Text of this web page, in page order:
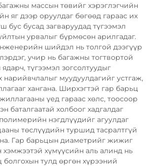
массын төвийг хэрэглэгчийн
яг дээр оруулдаг бөгөөд гараас их
бус бусад загваруудад түгээмэл
урвалыг бүрмөсөн арилгадаг.
шийдэл нь толгой дээгүүр
учир нь багажны тогтвортой
түгээмэл зогсолтуудыг
нарийвчлалыг муудуулдагийг устгаж,
хангана. Ширхэгтэй гар барьц
үед гараас хөлс, тоосоор
баталгаатай холбоог хадгалдаг
нэгдлүүдийг агуулдаг
төслүүдийн туршид тасралтгүй
Гар барьцын диаметрийг жижиг
хүмүүсийн аль алинд нь
болгохын тулд өргөн хүрээний